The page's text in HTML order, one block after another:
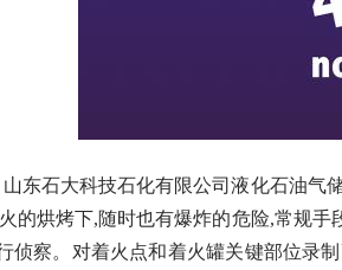
石大科技石化有限公司液化石油气
的烘烤下,随时也有爆炸的危险,常规
侦察。对着火点和着火罐关键部位录